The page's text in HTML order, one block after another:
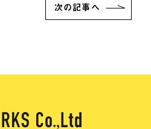
次の記事 へ